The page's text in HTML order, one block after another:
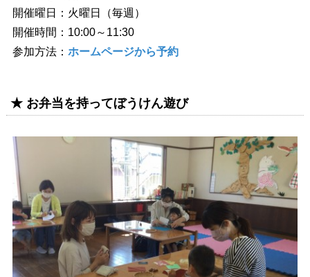
開催曜日：火曜日（毎週）
開催時間：10:00～11:30
参加方法： ホームページから予約
★ お弁当を持ってぼうけん遊び